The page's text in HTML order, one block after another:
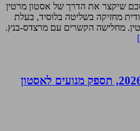
שיקצר את הדרך של אסטון מרטין
מחזיקה בשליטה בלוסיד, בעלת
מחלישה הקשרים עם מרצדס-בנץ.
פורמולה 1 / הונדה חוזרת ב-2026, תספק מנועים לאסטון